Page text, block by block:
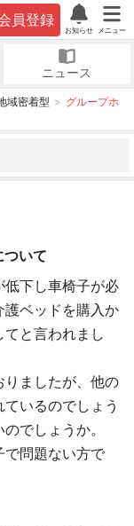
員登録
お知らせ メニュー
ニュース
域密着型
グループホ
ついて
下し車椅子が必
ベッドを購入か
と言われまし
ましたが、他の
いるのでしょう
でしょうか。
で問題ない方で